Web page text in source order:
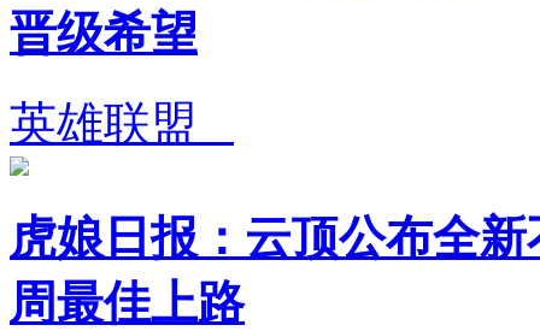
晋级希望
英雄联盟
虎娘日报：云顶公布全
周最佳上路